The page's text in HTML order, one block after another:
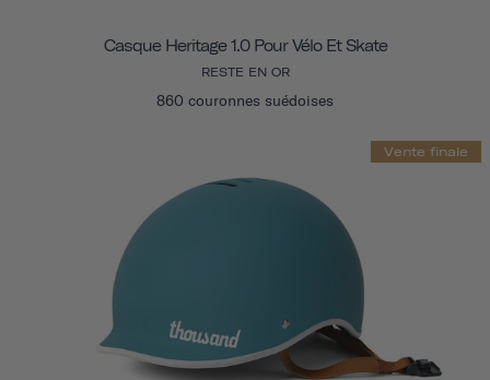
Casque Heritage 1.0 Pour Vélo Et Skate
RESTE EN OR
860 couronnes suédoises
Vente finale